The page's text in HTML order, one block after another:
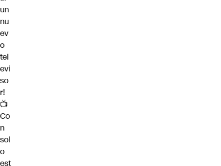
un
nu
ev
o
tel
evi
so
r!
📺
Co
n
sol
o
est